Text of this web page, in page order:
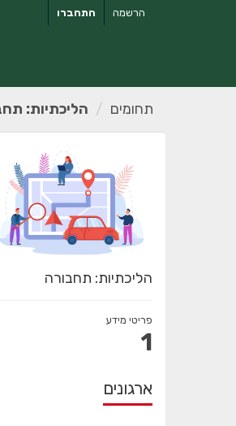
התחברו הרשמה
תחומים הליכתיות:
הליכתיות: תחבורה
פריטי מידע
1
ארגונים